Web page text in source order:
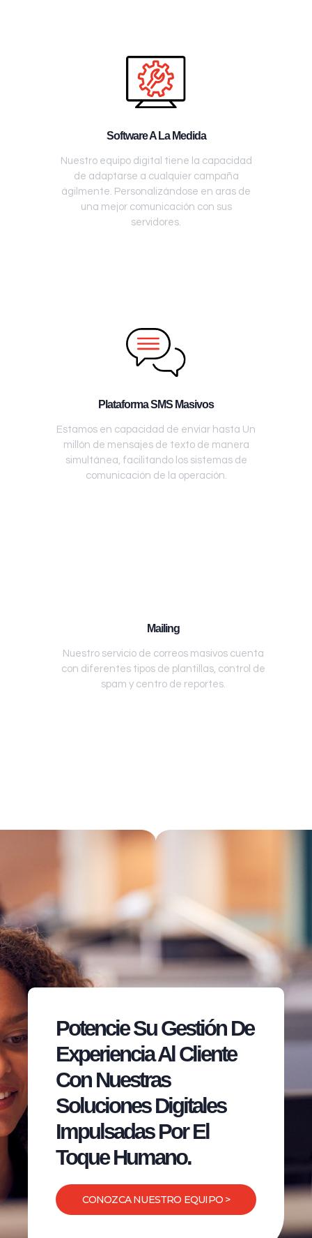
Software A La Medida
Nuestro equipo digital tiene la capacidad
de adaptarse a cualquier campaña
ágilmente. Personalizándose en aras de
una mejor comunicación con sus
servidores.
Plataforma SMS Masivos
Estamos en capacidad de enviar hasta Un
millón de mensajes de texto de manera
simultánea, facilitando los sistemas de
comunicación de la operación.
Mailing
Nuestro servicio de correos masivos cuenta
con diferentes tipos de plantillas, control de
spam y centro de reportes.
Potencie Su Gestión De
Experiencia Al Cliente
Con Nuestras
Soluciones Digitales
Impulsadas Por El
Toque Humano.
CONOZCA NUESTRO EQUIPO >